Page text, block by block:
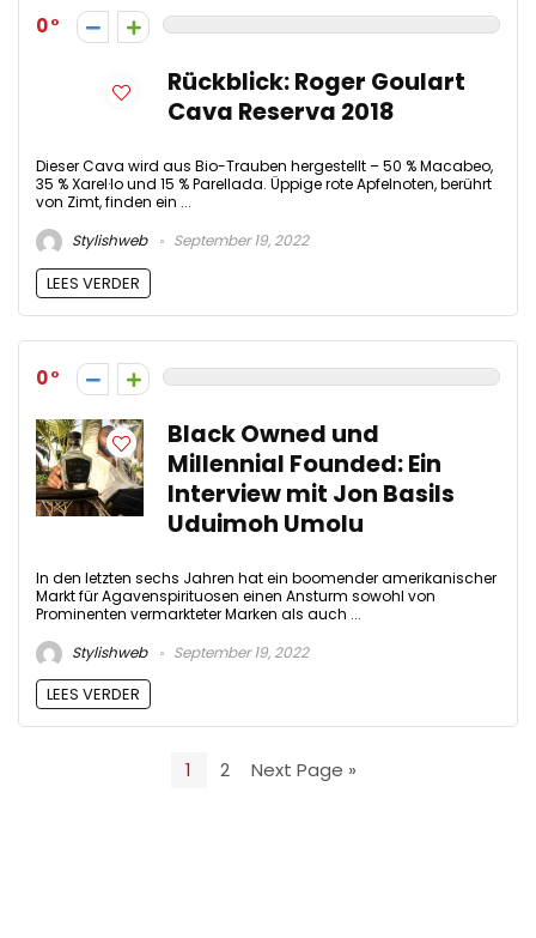
0
Rückblick: Roger Goulart
Cava Reserva 2018
Dieser Cava wird aus Bio-Trauben hergestellt – 50 % Macabeo,
35 % Xarel·lo und 15 % Parellada. Üppige rote Apfelnoten, berührt
von Zimt, finden ein ...
Stylishweb
September 19, 2022
LEES VERDER
0
Black Owned und
Millennial Founded: Ein
Interview mit Jon Basils
Uduimoh Umolu
In den letzten sechs Jahren hat ein boomender amerikanischer
Markt für Agavenspirituosen einen Ansturm sowohl von
Prominenten vermarkteter Marken als auch ...
Stylishweb
September 19, 2022
LEES VERDER
1 2 Next Page »